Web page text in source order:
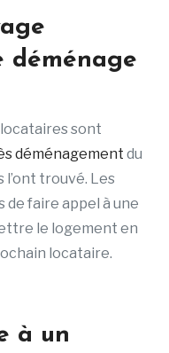
déménage
locataires sont
déménagement du
l’ont trouvé. Les
faire appel à une
le logement en
locataire.
à un